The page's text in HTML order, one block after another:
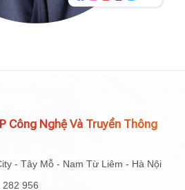
Công Nghệ Và Truyền Thông
- Tây Mỗ - Nam Từ Liêm - Hà Nội
956